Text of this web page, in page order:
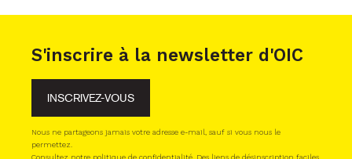
S'inscrire à la newsletter d'OIC
INSCRIVEZ-VOUS
Nous ne partageons jamais votre adresse e-mail, sauf si vous nous le
permettez.
Consultez notre politique de confidentialité. Des liens de désinscription faciles